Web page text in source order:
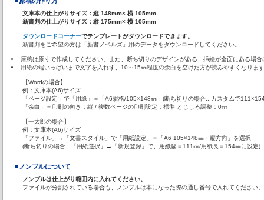
文庫本の仕上がりサイズ：縦 148mm× 横 105mm
新書判の仕上がりサイズ：縦 175mm× 横 105mm
ダウンロードコーナーでテンプレートがダウンロードできます。
新書判をご希望の方は「新書ノベルズ」用のデータをダウンロードしてください。
原稿は原寸で作成してください。また、断ち切りのデザインがある、挿絵が全面にある場
用紙の端いっぱいまで文字を入れず、10～15㎜程度の余白を空けた方が読みやすくなりま
【Wordの場合】
例：文庫本(A6)サイズ
「ページ設定」で「用紙」＝「A6規格/105×148㎜」(断ち切りの場合...カスタムで
「余白」＝印刷の向き：縦 / 複数ページの印刷設定：標準 とじしろ調整：0㎜
【一太郎の場合】
例：文庫本(A6)サイズ
「ファイル」→「文書スタイル」で「用紙設定」＝「A6 105×148㎜・縦方向」を選択
(断ち切りの場合...「用紙選択」→「新規登録」で、用紙幅＝111㎜/用紙長＝154㎜に設定)
■ノンブルについて
ノンブルは仕上がり範囲内に入れてください。
ファイルが分割されている場合も、ノンブルは本になった際の通し番号で入れてください。